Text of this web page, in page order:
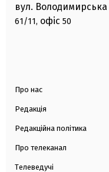
вул. Володимирська
61/11, офіс 50
Про нас
Редакція
Редакційна політика
Про телеканал
Телеведучі